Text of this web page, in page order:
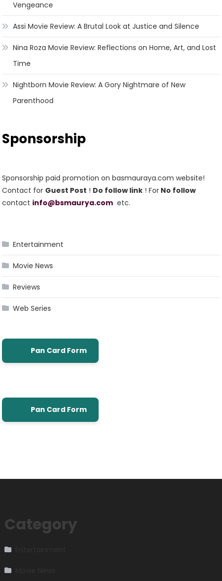
Vengeance
Assi Movie Review: A Brutal Look at Justice and Silence
Nina Roza Movie Review: Reflections on Home, Art, and Lost
Time
Nightborn Movie Review: A Gory Nightmare of New
Parenthood
Sponsorship
Sponsorship paid promotion on basmauraya.com website!
Contact for Guest Post ! Do follow link ! For No follow
contact info@bsmaurya.com etc.
Entertainment
Movie News
Reviews
Web Series
Pan Card Form
Pan Card Form
Category